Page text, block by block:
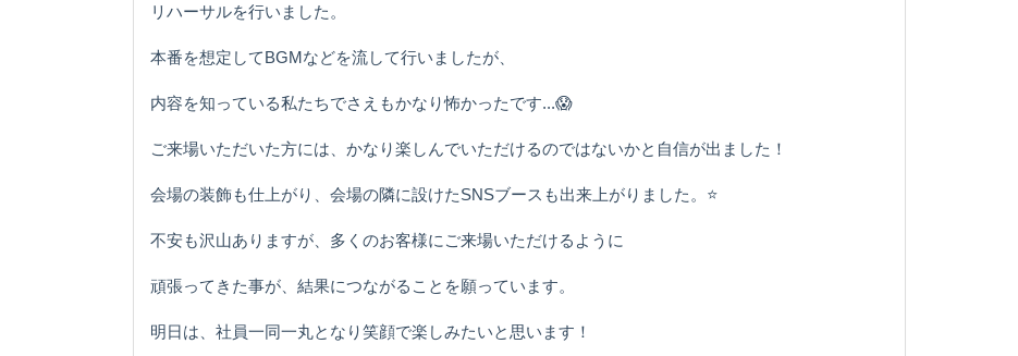
リハーサルを行いました。
本番を想定してBGMなどを流して行いましたが、
内容を知っている私たちでさえもかなり怖かったです...😱
ご来場いただいた方には、かなり楽しんでいただけるのではないかと自信が出ました！
会場の装飾も仕上がり、会場の隣に設けたSNSブースも出来上がりました。⭐️
不安も沢山ありますが、多くのお客様にご来場いただけるように
頑張ってきた事が、結果につながることを願っています。
明日は、社員一同一丸となり笑顔で楽しみたいと思います！